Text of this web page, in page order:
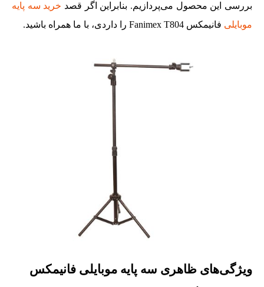
بررسی این محصول می‌پردازیم. بنابراین اگر قصد خرید سه پایه
موبایلی فانیمکس Fanimex T804 را داردی، با ما همراه باشید.
ویژگی‌های ظاهری سه پایه موبایلی فانیمکس